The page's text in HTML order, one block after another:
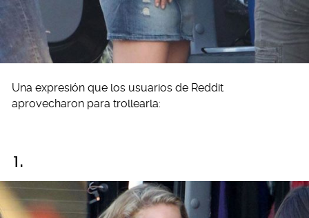
Una expresión que los usuarios de Reddit
aprovecharon para trollearla:
1.